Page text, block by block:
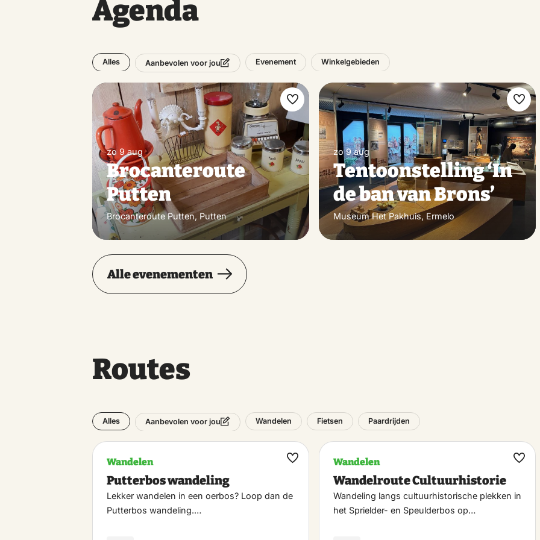
Agenda
Alles Aanbevolen voor jou Evenement Winkelgebieden
zo 9 aug
Brocanteroute
Putten
Brocanteroute Putten, Putten
Maak
favoriet
zo 9 aug
Tentoonstelling ‘In
de ban van Brons’
Museum Het Pakhuis, Ermelo
Alle evenementen
Routes
Alles Aanbevolen voor jou Wandelen Fietsen Paardrijden
Wandelen
Putterbos wandeling
Lekker wandelen in een oerbos? Loop dan de
Putterbos wandeling.…
Maak
Wandelen
Wandelroute Cultuurhistorie
Wandeling langs cultuurhistorische plekken in
het Sprielder- en Speulderbos op…
Maak